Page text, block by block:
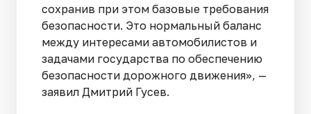
сохранив при этом базовые требования
безопасности. Это нормальный баланс
между интересами автомобилистов и
задачами государства по обеспечению
безопасности дорожного движения», —
заявил Дмитрий Гусев.